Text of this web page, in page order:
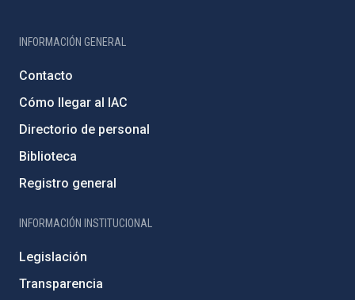
INFORMACIÓN GENERAL
Contacto
Cómo llegar al IAC
Directorio de personal
Biblioteca
Registro general
INFORMACIÓN INSTITUCIONAL
Legislación
Transparencia